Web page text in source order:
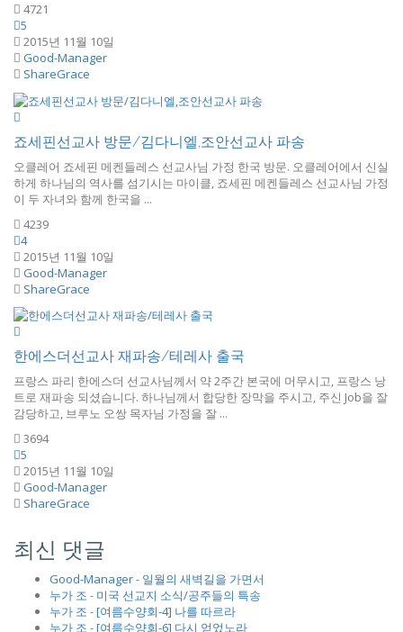
4721
5
2015년 11월 10일
Good-Manager
ShareGrace
죠세핀선교사 방문/김다니엘,조안선교사 파송
오클레어 죠세핀 메켄들레스 선교사님 가정 한국 방문. 오클레어에서 신실
하게 하나님의 역사를 섬기시는 마이클, 죠세핀 메켄들레스 선교사님 가정
이 두 자녀와 함께 한국을 ...
4239
4
2015년 11월 10일
Good-Manager
ShareGrace
한에스더선교사 재파송/테레사 출국
프랑스 파리 한에스더 선교사님께서 약 2주간 본국에 머무시고, 프랑스 낭
트로 재파송 되셨습니다. 하나님께서 합당한 장막을 주시고, 주신 Job을 잘
감당하고, 브루노 오쌍 목자님 가정을 잘 ...
3694
5
2015년 11월 10일
Good-Manager
ShareGrace
최신 댓글
Good-Manager- 일월의 새벽길을 가면서
누가 조 - 미국 선교지 소식/공주들의 특송
누가 조 -[여름수양회-4] 나를 따르라
누가 조 -[여름수양회-6] 다시 얻었노라